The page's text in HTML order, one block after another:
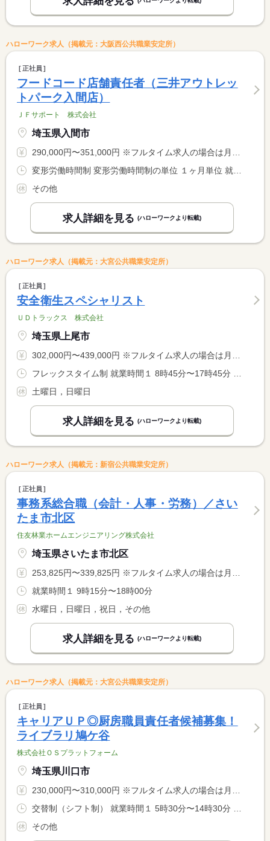
ハローワーク求人（掲載元：大阪西公共職業安定所）
正社員
フードコード店舗責任者（三井アウトレッ
トパーク入間店）
ＪＦサポート 株式会社
埼玉県入間市
290,000円〜351,000円 ※フルタイム求人の場合は月額（換算額）、パート求人の場合は時間額を表示しています。
変形労働時間制 変形労働時間制の単位 １ヶ月単位 就業時間１ 10時00分〜19時00分 就業時間２ 13時00分〜22時00分 就業時間３ 14時00分〜23時00分 又は 9時00分〜23時00分の時間の間の8時間程度 就業時間に関する特記事項 就業時間は店舗により異なります。
その他
求人詳細を見る (ハローワークより転載)
ハローワーク求人（掲載元：大宮公共職業安定所）
正社員
安全衛生スペシャリスト
ＵＤトラックス 株式会社
埼玉県上尾市
302,000円〜439,000円 ※フルタイム求人の場合は月額（換算額）、パート求人の場合は時間額を表示しています。
フレックスタイム制 就業時間１ 8時45分〜17時45分 就業時間に関する特記事項 フレックスタイム制あり（コアタイムなし） <BR> ５：００〜２２：００（フレキシブルタイム）
土曜日，日曜日
求人詳細を見る (ハローワークより転載)
ハローワーク求人（掲載元：新宿公共職業安定所）
正社員
事務系総合職（会計・人事・労務）／さい
たま市北区
住友林業ホームエンジニアリング株式会社
埼玉県さいたま市北区
253,825円〜339,825円 ※フルタイム求人の場合は月額（換算額）、パート求人の場合は時間額を表示しています。
就業時間１ 9時15分〜18時00分
水曜日，日曜日，祝日，その他
求人詳細を見る (ハローワークより転載)
ハローワーク求人（掲載元：大宮公共職業安定所）
正社員
キャリアＵＰ◎厨房職員責任者候補募集！
ライブラリ鳩ケ谷
株式会社ＯＳプラットフォーム
埼玉県川口市
230,000円〜310,000円 ※フルタイム求人の場合は月額（換算額）、パート求人の場合は時間額を表示しています。
交替制（シフト制） 就業時間１ 5時30分〜14時30分 又は 9時30分〜19時00分の時間の間の8時間程度
その他